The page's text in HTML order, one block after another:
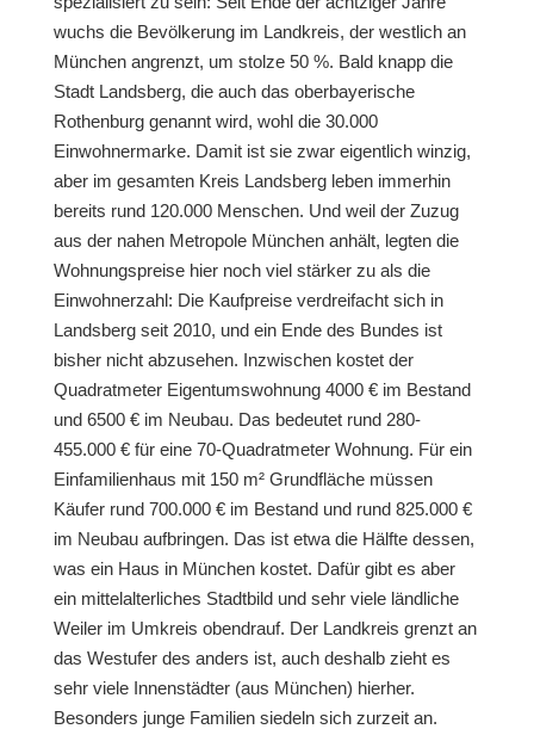
wuchs die Bevölkerung im Landkreis, der westlich an
München angrenzt, um stolze 50 %. Bald knapp die
Stadt Landsberg, die auch das oberbayerische
Rothenburg genannt wird, wohl die 30.000
Einwohnermarke. Damit ist sie zwar eigentlich winzig,
aber im gesamten Kreis Landsberg leben immerhin
bereits rund 120.000 Menschen. Und weil der Zuzug
aus der nahen Metropole München anhält, legten die
Wohnungspreise hier noch viel stärker zu als die
Einwohnerzahl: Die Kaufpreise verdreifacht sich in
Landsberg seit 2010, und ein Ende des Bundes ist
bisher nicht abzusehen. Inzwischen kostet der
Quadratmeter Eigentumswohnung 4000 € im Bestand
und 6500 € im Neubau. Das bedeutet rund 280-
455.000 € für eine 70-Quadratmeter Wohnung. Für ein
Einfamilienhaus mit 150 m² Grundfläche müssen
Käufer rund 700.000 € im Bestand und rund 825.000 €
im Neubau aufbringen. Das ist etwa die Hälfte dessen,
was ein Haus in München kostet. Dafür gibt es aber
ein mittelalterliches Stadtbild und sehr viele ländliche
Weiler im Umkreis obendrauf. Der Landkreis grenzt an
das Westufer des anders ist, auch deshalb zieht es
sehr viele Innenstädter (aus München) hierher.
Besonders junge Familien siedeln sich zurzeit an.